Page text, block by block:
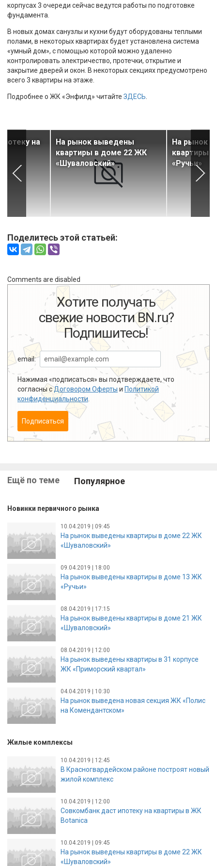
корпусах 3 очереди сейчас ведутся работы по подготовке
фундамента.
В новых домах санузлы и кухни будут оборудованы теплыми
полами, в некоторых квартирах будет установлена система
«умный дом», с помощью которой можно удаленно
контролировать электричество, протечки, открытие и
закрытие дверей и окон. В некоторых секциях предусмотрено
всего 3 квартиры на этаже.
Подробнее о ЖК «Энфилд» читайте ЗДЕСЬ
на
На рынок выведены
квартиры в доме 22 ЖК
«Шуваловский»
На рынок
квартиры
«Ручьи»
Поделитесь этой статьей:
Comments are disabled
Хотите получать
свежие новости BN.ru?
Подпишитесь!
email:
Нажимая «подписаться» вы подтверждаете, что
согласны сДоговором Оферты и Политикой
конфиденциальности
Подписаться
Ещё по теме Популярное
Новинки первичного рынка
10.04.2019 | 09:45
На рынок выведены квартиры в доме 22 ЖК
«Шуваловский»
09.04.2019 | 18:00
На рынок выведены квартиры в доме 13 ЖК
«Ручьи»
08.04.2019 | 17:15
На рынок выведены квартиры в доме 21 ЖК
«Шуваловский»
08.04.2019 | 12:00
На рынок выведены квартиры в 31 корпусе
ЖК «Приморский квартал»
04.04.2019 | 10:30
На рынок выведена новая секция ЖК «Полис
на Комендантском»
Жилые комплексы
10.04.2019 | 12:45
В Красногвардейском районе построят новый
жилой комплекс
10.04.2019 | 12:00
Совкомбанк даст ипотеку на квартиры в ЖК
Botanica
10.04.2019 | 09:45
На рынок выведены квартиры в доме 22 ЖК
«Шуваловский»